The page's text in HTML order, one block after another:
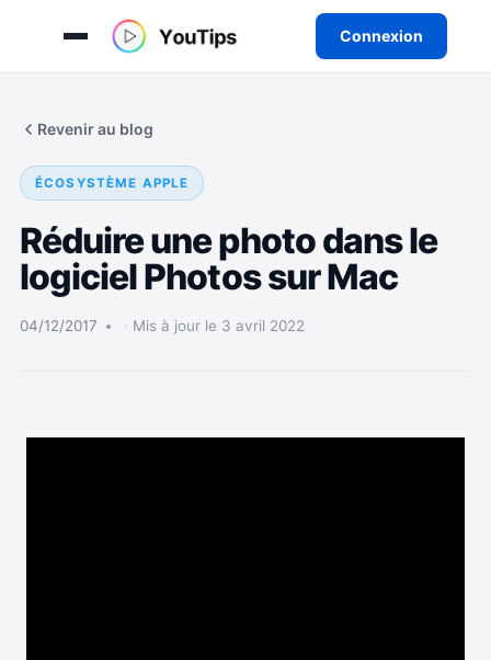
Connexion
Revenir au blog
ÉCOSYSTÈME APPLE
Réduire une photo dans le
logiciel Photos sur Mac
04/12/2017 Mis à jour le 3 avril 2022